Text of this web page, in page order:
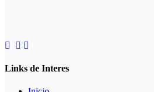
Links de Interes